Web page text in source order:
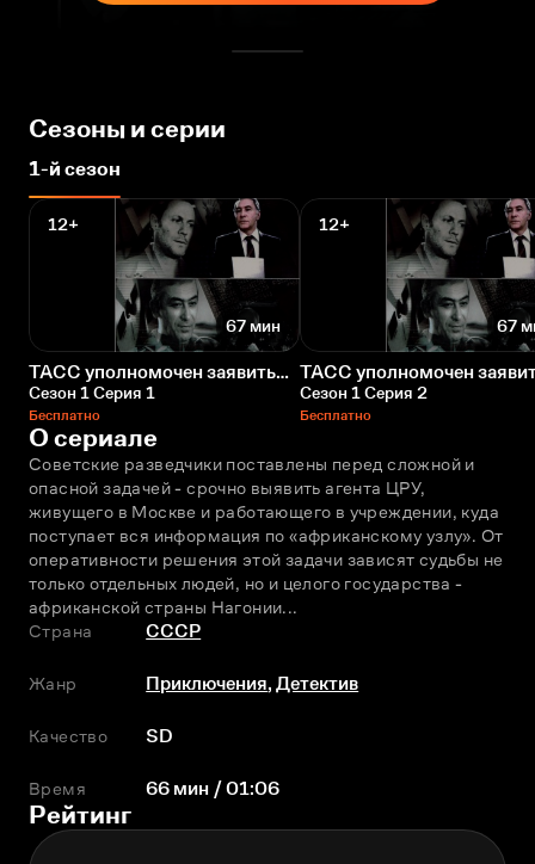
Сезоны и серии
1-й сезон
12+
67 мин
ТАСС уполномочен заявить…
Сезон 1 Серия 1
Бесплатно
12+
67
ТАСС уполномочен
Сезон 1 Серия 2
Бесплатно
О сериале
Советские разведчики поставлены перед сложной и
опасной задачей - срочно выявить агента ЦРУ,
живущего в Москве и работающего в учреждении, куда
поступает вся информация по «африканскому узлу». От
оперативности решения этой задачи зависят судьбы не
только отдельных людей, но и целого государства -
африканской страны Нагонии...
Страна
СССР
Жанр Приключения,Детектив
Качество SD
Время 66 мин / 01:06
Рейтинг